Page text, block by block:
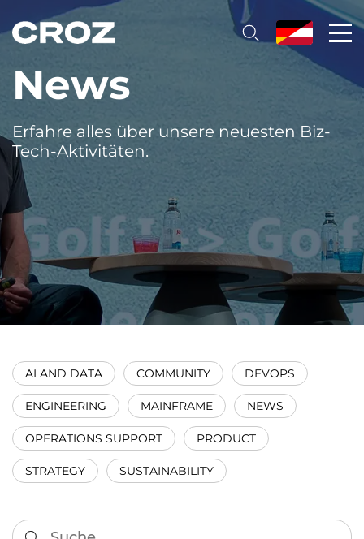
News
Erfahre alles über unsere neuesten Biz-
Tech-Aktivitäten.
AI AND DATA COMMUNITY DEVOPS
ENGINEERING MAINFRAME NEWS
OPERATIONS SUPPORT PRODUCT
STRATEGY SUSTAINABILITY